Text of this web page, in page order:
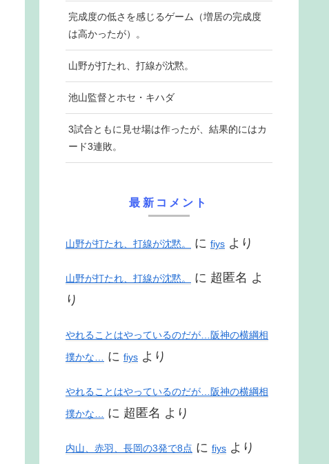
完成度の低さを感じるゲーム（増居の完成度
は高かったが）。
山野が打たれ、打線が沈黙。
池山監督とホセ・キハダ
3試合ともに見せ場は作ったが、結果的にはカ
ード3連敗。
最新コメント
山野が打たれ、打線が沈黙。 に fiys より
山野が打たれ、打線が沈黙。 に 超匿名 よ
り
やれることはやっているのだが…阪神の横綱相
撲かな… に fiys より
やれることはやっているのだが…阪神の横綱相
撲かな… に 超匿名 より
内山、赤羽、長岡の3発で8点 に fiys より